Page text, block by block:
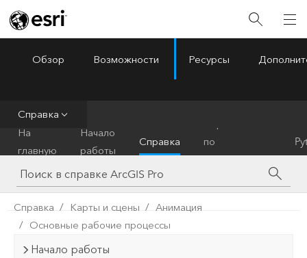
ArcGIS Pro
Обзор Возможности Ресурсы
Справка
На
главную
Начало
работы
Справка
по
инструментам
Справка Карты и сцены
Анимация
Основные рабочие процессы
Начало работы